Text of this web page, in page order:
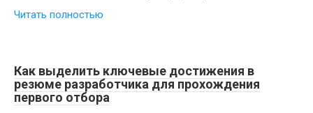
Читать полностью
Как выделить ключевые достижения в
резюме разработчика для прохождения
первого отбора